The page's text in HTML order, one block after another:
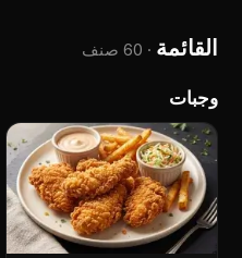
القائمة · 60 صنف
وجبات